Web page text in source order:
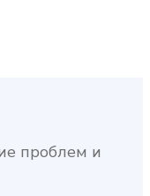
проблем и